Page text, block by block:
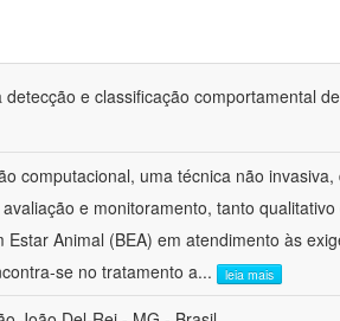
e classificação comportamental
computacional, uma técnica não
e monitoramento, tanto
Animal (BEA) em atendimento às
se no tratamento a... leia mais